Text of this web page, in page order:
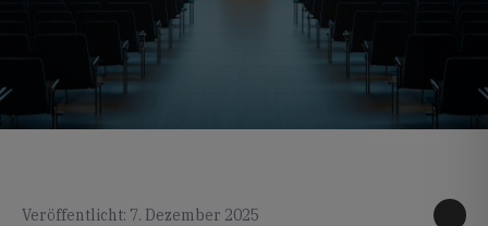
Veröffentlicht: 7. Dezember 2025